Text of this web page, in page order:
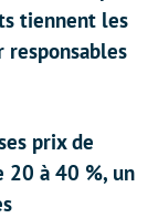
tiennent les
responsables
prix de
20 à 40 %, un